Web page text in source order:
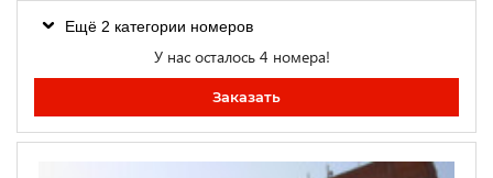
Ещё 2 категории номеров
У нас осталось 4 номера!
Заказать